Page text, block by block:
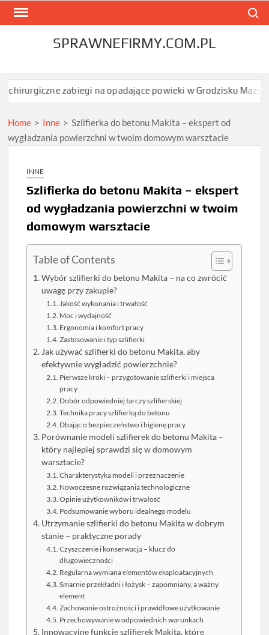
Skip
SPRAWNEFIRMY.COM.PL
na opadające powieki w Grodzisku Mazowieckim dają
Home > Inne > Szlifierka do betonu Makita – ekspert od
wygładzania powierzchni w twoim domowym warsztacie
INNE
Szlifierka do betonu Makita – ekspert
od wygładzania powierzchni w twoim
domowym warsztacie
Table of Contents
Wybór szlifierki do betonu Makita – na co zwrócić
uwagę przy zakupie?
Jakość wykonania i trwałość
Moc i wydajność
Ergonomia i komfort pracy
Zastosowanie i typ szlifierki
Jak używać szlifierki do betonu Makita, aby
efektywnie wygładzić powierzchnie?
Pierwsze kroki – przygotowanie szlifierki i miejsca
pracy
Dobór odpowiedniej tarczy szlifierskiej
Technika pracy szlifierką do betonu
Dbając o bezpieczeństwo i higienę pracy
Porównanie modeli szlifierek do betonu Makita –
który najlepiej sprawdzi się w domowym
warsztacie?
Charakterystyka modeli i przeznaczenie
Nowoczesne rozwiązania technologiczne
Opinie użytkowników i trwałość
Podsumowanie wyboru idealnego modelu
Utrzymanie szlifierki do betonu Makita w dobrym
stanie – praktyczne porady
Czyszczenie i konserwacja – klucz do
długowieczności
Regularna wymiana elementów eksploatacyjnych
Smarnie przekładni i łożysk – zapomniany, a ważny
element
Zachowanie ostrożności i prawidłowe użytkowanie
Przechowywanie w odpowiednich warunkach
Innowacyjne funkcje szlifierek Makita, które